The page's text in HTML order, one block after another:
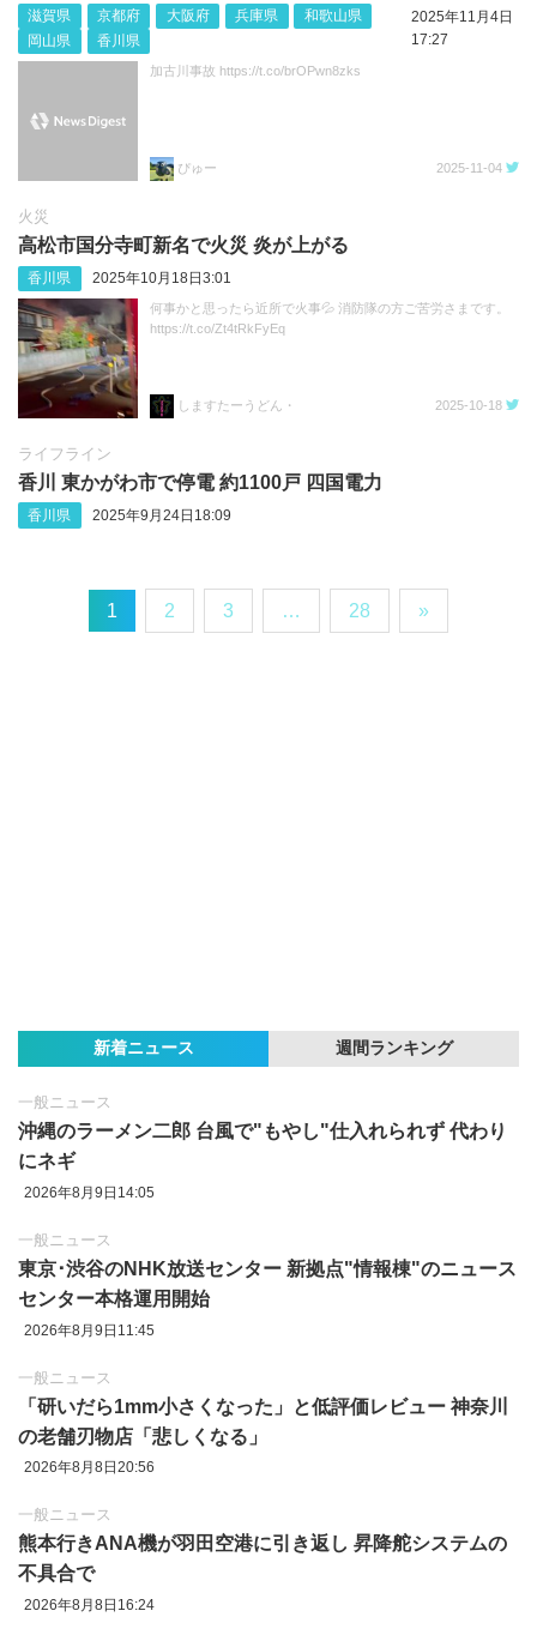
滋賀県 京都府 大阪府 兵庫県
和歌山県
岡山県
香川県
2025年11月4日
17:27
加古川事故 https://t.co/brOPwn8zks
ぴゅー 2025-11-04
火災
高松市国分寺町新名で火災 炎が上がる
香川県 2025年10月18日3:01
何事かと思ったら近所で火事💦 消防隊の方ご苦労さまです。
https://t.co/Zt4tRkFyEq
しますたーうどん・ 2025-10-18
ライフライン
香川 東かがわ市で停電 約1100戸 四国電力
香川県 2025年9月24日18:09
1 2 3 … 28 »
新着ニュース 週間ランキング
一般ニュース
沖縄のラーメン二郎 台風で"もやし"仕入れられず 代わり
にネギ
2026年8月9日14:05
一般ニュース
東京‪･‬渋谷のNHK放送センター 新拠点"情報棟"のニュース
センター本格運用開始
2026年8月9日11:45
一般ニュース
「研いだら1mm小さくなった」と低評価レビュー 神奈川
の老舗刃物店「悲しくなる」
2026年8月8日20:56
一般ニュース
熊本行きANA機が羽田空港に引き返し 昇降舵システムの
不具合で
2026年8月8日16:24